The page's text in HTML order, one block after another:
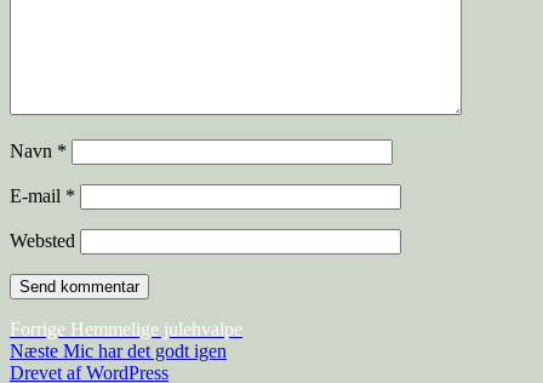
Navn *
E-mail *
Websted
Indlægsnavigation
Forrige Forrige
indlæg:
Hemmelige julehvalpe
Næste Næste
indlæg:
Mic har det godt igen
Drevet af WordPress